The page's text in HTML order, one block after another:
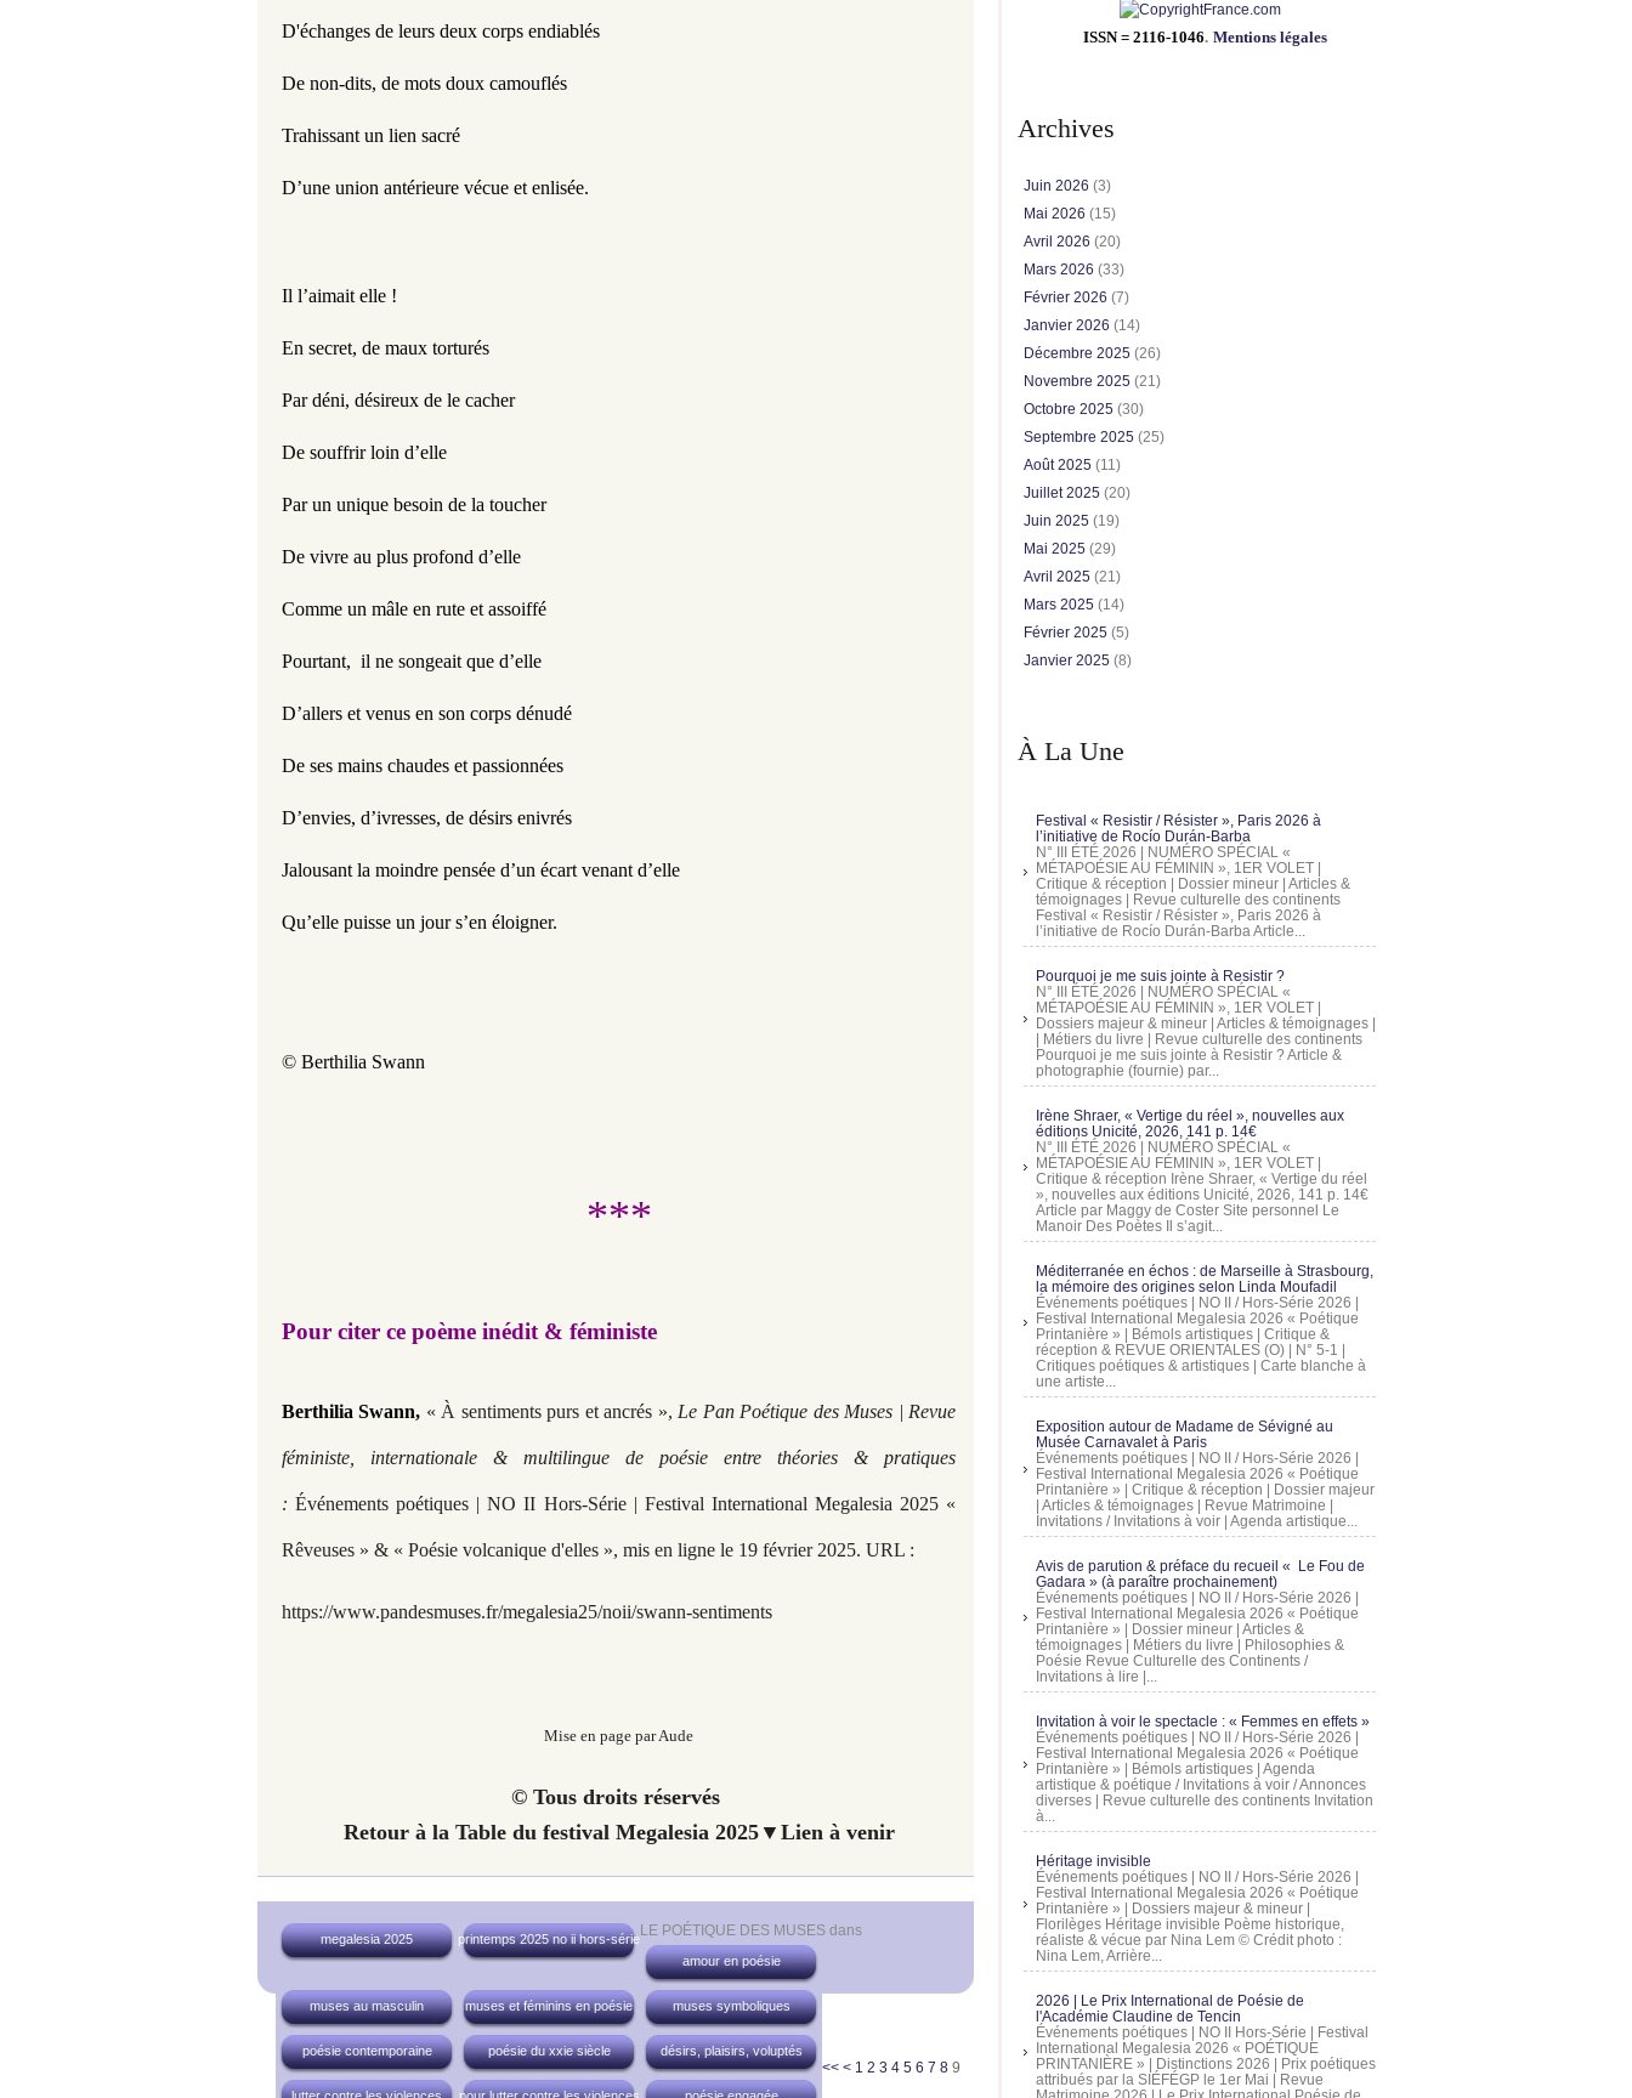
D'échanges de leurs deux corps endiablés
De non-dits, de mots doux camouflés
Trahissant un lien sacré
D’une union antérieure vécue et enlisée.
Il l’aimait elle !
En secret, de maux torturés
Par déni, désireux de le cacher
De souffrir loin d’elle
Par un unique besoin de la toucher
De vivre au plus profond d’elle
Comme un mâle en rute et assoiffé
Pourtant,  il ne songeait que d’elle
D’allers et venus en son corps dénudé
De ses mains chaudes et passionnées
D’envies, d’ivresses, de désirs enivrés
Jalousant la moindre pensée d’un écart venant d’elle
Qu’elle puisse un jour s’en éloigner.
© Berthilia Swann
***
Pour citer ce poème inédit & féministe
Berthilia Swann, « À sentiments purs et ancrés », Le Pan Poétique des Muses | Revue
féministe, internationale & multilingue de poésie entre théories & pratiques
:Événements poétiques | NO II Hors-Série | Festival International Megalesia 2025 «
Rêveuses » & « Poésie volcanique d'elles », mis en ligne le 19 février 2025. URL :
https://www.pandesmuses.fr/megalesia25/noii/swann-sentiments
Mise en page par Aude
© Tous droits réservés
Retour à la Table du festival Megalesia 2025▼ Lien à venir
LE POÉTIQUE DES MUSES dans
megalesia 2025
printemps 2025 no ii hors-série
amour en poésie
muses au masculin muses et féminins en poésie muses symboliques
poésie contemporaine poésie du xxie siècle désirs, plaisirs, voluptés
<< < 1 2 3 4 5 6 7 8 9
ISSN = 2116-1046. Mentions légales
Archives
Juin 2026 (3)
Mai 2026 (15)
Avril 2026 (20)
Mars 2026 (33)
Février 2026 (7)
Janvier 2026 (14)
Décembre 2025 (26)
Novembre 2025 (21)
Octobre 2025 (30)
Septembre 2025 (25)
Août 2025 (11)
Juillet 2025 (20)
Juin 2025 (19)
Mai 2025 (29)
Avril 2025 (21)
Mars 2025 (14)
Février 2025 (5)
Janvier 2025 (8)
À La Une
Festival « Resistir / Résister », Paris 2026 à
l’initiative de Rocío Durán-Barba
N° III ÉTÉ 2026 | NUMÉRO SPÉCIAL «
MÉTAPOÉSIE AU FÉMININ », 1ER VOLET |
Critique & réception | Dossier mineur | Articles &
témoignages | Revue culturelle des continents
Festival « Resistir / Résister », Paris 2026 à
l’initiative de Rocío Durán-Barba Article...
Pourquoi je me suis jointe à Resistir ?
N° III ÉTÉ 2026 | NUMÉRO SPÉCIAL «
MÉTAPOÉSIE AU FÉMININ », 1ER VOLET |
Dossiers majeur & mineur | Articles & témoignages |
| Métiers du livre | Revue culturelle des continents
Pourquoi je me suis jointe à Resistir ? Article &
photographie (fournie) par...
Irène Shraer, « Vertige du réel », nouvelles aux
éditions Unicité, 2026, 141 p. 14€
N° III ÉTÉ 2026 | NUMÉRO SPÉCIAL «
MÉTAPOÉSIE AU FÉMININ », 1ER VOLET |
Critique & réception Irène Shraer, « Vertige du réel
», nouvelles aux éditions Unicité, 2026, 141 p. 14€
Article par Maggy de Coster Site personnel Le
Manoir Des Poètes Il s’agit...
Méditerranée en échos : de Marseille à Strasbourg,
la mémoire des origines selon Linda Moufadil
Événements poétiques | NO II / Hors-Série 2026 |
Festival International Megalesia 2026 « Poétique
Printanière » | Bémols artistiques | Critique &
réception & REVUE ORIENTALES (O) | N° 5-1 |
Critiques poétiques & artistiques | Carte blanche à
une artiste...
Exposition autour de Madame de Sévigné au
Musée Carnavalet à Paris
Événements poétiques | NO II / Hors-Série 2026 |
Festival International Megalesia 2026 « Poétique
Printanière » | Critique & réception | Dossier majeur
| Articles & témoignages | Revue Matrimoine |
Invitations / Invitations à voir | Agenda artistique...
Avis de parution & préface du recueil « Le Fou de
Gadara » (à paraître prochainement)
Événements poétiques | NO II / Hors-Série 2026 |
Festival International Megalesia 2026 « Poétique
Printanière » | Dossier mineur | Articles &
témoignages | Métiers du livre | Philosophies &
Poésie Revue Culturelle des Continents /
Invitations à lire |...
Invitation à voir le spectacle : « Femmes en effets »
Événements poétiques | NO II / Hors-Série 2026 |
Festival International Megalesia 2026 « Poétique
Printanière » | Bémols artistiques | Agenda
artistique & poétique / Invitations à voir / Annonces
diverses | Revue culturelle des continents Invitation
à...
Héritage invisible
Événements poétiques | NO II / Hors-Série 2026 |
Festival International Megalesia 2026 « Poétique
Printanière » | Dossiers majeur & mineur |
Florilèges Héritage invisible Poème historique,
réaliste & vécue par Nina Lem © Crédit photo :
Nina Lem, Arrière...
2026 | Le Prix International de Poésie de
l'Académie Claudine de Tencin
Événements poétiques | NO II Hors-Série | Festival
International Megalesia 2026 « POÉTIQUE
PRINTANIÈRE » | Distinctions 2026 | Prix poétiques
attribués par la SIÉFÉGP le 1er Mai | Revue